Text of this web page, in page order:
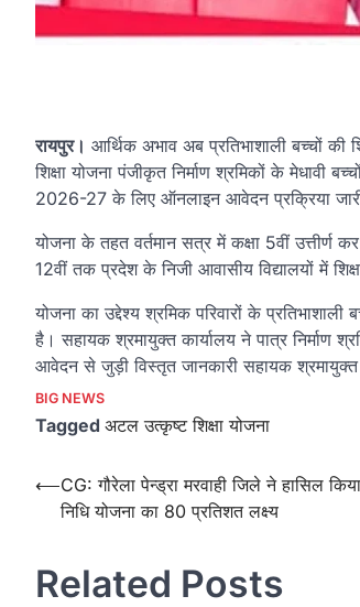
रायपुर। आर्थिक अभाव अब प्रतिभाशाली बच्चों की
शिक्षा योजना पंजीकृत निर्माण श्रमिकों के मेधावी
2026-27 के लिए ऑनलाइन आवेदन प्रक्रिया
योजना के तहत वर्तमान सत्र में कक्षा 5वीं उत्तीर्ण
12वीं तक प्रदेश के निजी आवासीय विद्यालयों में
योजना का उद्देश्य श्रमिक परिवारों के
है। सहायक श्रमायुक्त कार्यालय ने पात्र निर्माण
आवेदन से जुड़ी विस्तृत जानकारी सहायक
BIG NEWS
Tagged अटल उत्कृष्ट शिक्षा योजना
Post
navigation
⟵CG: गौरेला पेन्ड्रा मरवाही जिले ने हासिल
निधि योजना का 80 प्रतिशत लक्ष्य
Related Posts